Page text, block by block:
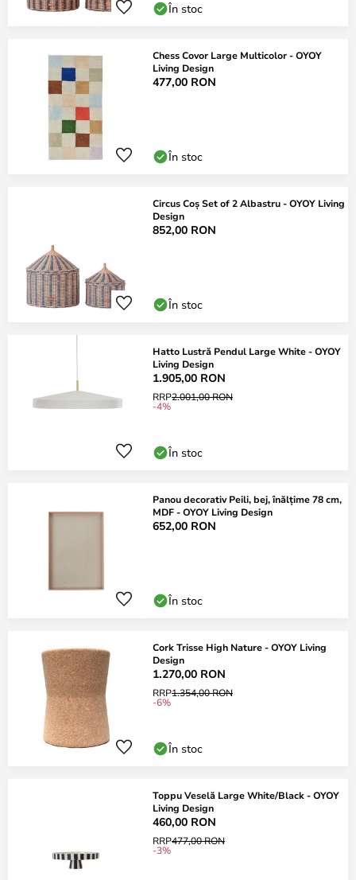
În stoc
Chess Covor Large Multicolor - OYOY
Living Design
477,00 RON
În stoc
Circus Coș Set of 2 Albastru - OYOY Living
Design
852,00 RON
În stoc
Hatto Lustră Pendul Large White - OYOY
Living Design
1.905,00 RON
RRP2.001,00 RON
-4%
În stoc
Panou decorativ Peili, bej, înălțime 78 cm,
MDF - OYOY Living Design
652,00 RON
În stoc
Cork Trisse High Nature - OYOY Living
Design
1.270,00 RON
RRP1.354,00 RON
-6%
În stoc
Toppu Veselă Large White/Black - OYOY
Living Design
460,00 RON
RRP477,00 RON
-3%